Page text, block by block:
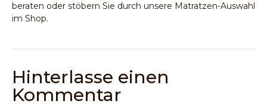
beraten oder stöbern Sie durch unsere Matratzen-Auswahl
im Shop.
Hinterlasse einen
Kommentar